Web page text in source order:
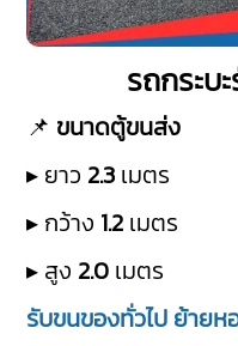
รถกระบ
📌 ขนาดตู้ขนส่ง
▸ ยาว 2.3 เมตร
▸ กว้าง 1.2 เมตร
▸ สูง 2.0 เมตร
รับขนของทั่วไป ย้ายห